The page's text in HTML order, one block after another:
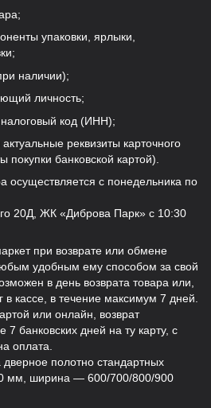
упаковки, ярлыки,
наличии);
личность;
код (ИНН);
реквизиты карточного
покупки банковской картой).
осуществляется с понедельника по
20Д, ЖК «Диброва Парк» с 10:30
при возврате или обмене
удобным ему способом за свой
в день возврата товара или,
в кассе, в течение максимум 7 дней.
или онлайн, возврат
7 банковских дней на ту карту, с
оплата.
дверное полотно стандартных
мм, ширина — 600/700/800/900